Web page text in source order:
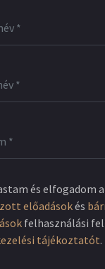
és elfogadom
előadásokés
felhasználási
tájékoztatót.